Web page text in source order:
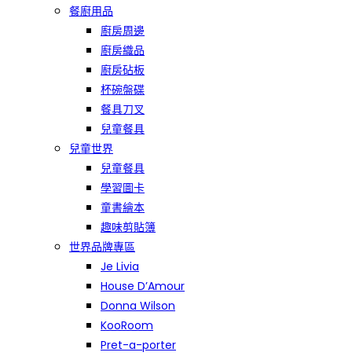
餐廚用品
廚房周邊
廚房織品
廚房砧板
杯碗盤碟
餐具刀叉
兒童餐具
兒童世界
兒童餐具
學習圖卡
童書繪本
趣味剪貼簿
世界品牌專區
Je Livia
House D’Amour
Donna Wilson
KooRoom
Pret-a-porter